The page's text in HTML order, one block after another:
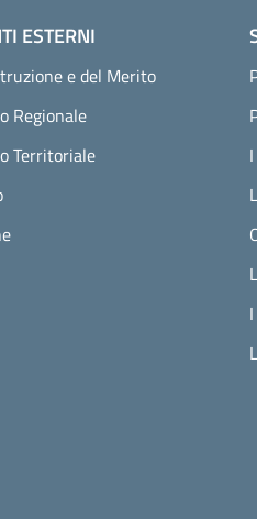
ESTERNI
e del Merito
Regionale
Territoriale